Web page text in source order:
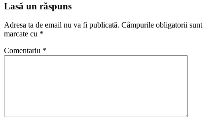
Lasă un răspuns
Adresa ta de email nu va fi publicată. Câmpurile obligatorii sunt
marcate cu *
Comentariu *